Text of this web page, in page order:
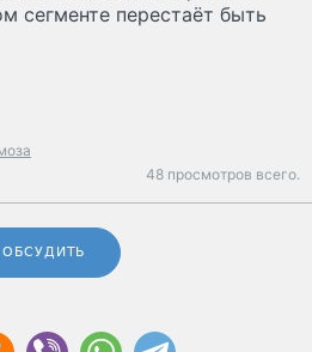
сегменте перестаёт быть
48 просмотров всего.
ОБСУДИТЬ